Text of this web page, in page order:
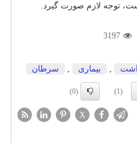
توجه لازم صورت گیرد.
3197
, بیماری , سرطان
(1)
(0)
X